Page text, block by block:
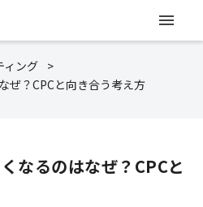
ィング
ぜ？CPCと向き合う考え方
なるのはなぜ？CPCと